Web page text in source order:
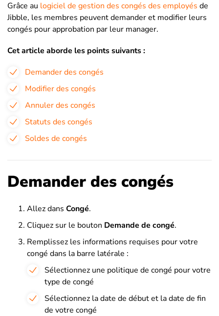
Grâce au logiciel de gestion des congés des employés de
Jibble, les membres peuvent demander et modifier leurs
congés pour approbation par leur manager.
Cet article aborde les points suivants :
Demander des congés
Modifier des congés
Annuler des congés
Statuts des congés
Soldes de congés
Demander des congés
Allez dans Congé.
Cliquez sur le bouton Demande de congé.
Remplissez les informations requises pour votre
congé dans la barre latérale :
Sélectionnez une politique de congé pour votre
type de congé
Sélectionnez la date de début et la date de fin
de votre congé